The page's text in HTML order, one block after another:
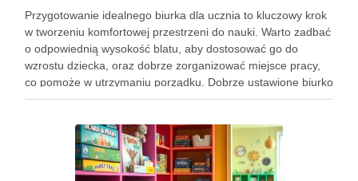
Przygotowanie idealnego biurka dla ucznia to kluczowy krok
w tworzeniu komfortowej przestrzeni do nauki. Warto zadbać
o odpowiednią wysokość blatu, aby dostosować go do
wzrostu dziecka, oraz dobrze zorganizować miejsce pracy,
co pomoże w utrzymaniu porządku. Dobrze ustawione biurko
względem okna pozwoli maksymalnie wykorzystać naturalne